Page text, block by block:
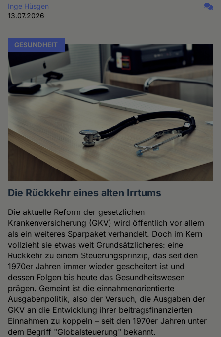
Inge Hüsgen
13.07.2026
GESUNDHEIT
Die Rückkehr eines alten Irrtums
Die aktuelle Reform der gesetzlichen
Krankenversicherung (GKV) wird öffentlich vor allem
als ein weiteres Sparpaket verhandelt. Doch im Kern
vollzieht sie etwas weit Grundsätzlicheres: eine
Rückkehr zu einem Steuerungsprinzip, das seit den
1970er Jahren immer wieder gescheitert ist und
dessen Folgen bis heute das Gesundheitswesen
prägen. Gemeint ist die einnahmenorientierte
Ausgabenpolitik, also der Versuch, die Ausgaben der
GKV an die Entwicklung ihrer beitragsfinanzierten
Einnahmen zu koppeln – seit den 1970er Jahren unter
dem Begriff "Globalsteuerung" bekannt.